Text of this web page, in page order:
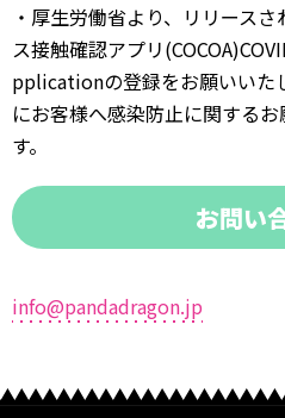
・厚生労働省より、リリース
ス接触確認アプリ
pplicationの登録をお願いいた
にお客様へ感染防止に関する
す。
お問い
info@pandadragon.jp